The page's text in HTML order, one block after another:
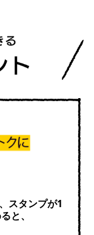
スタンプが1
と、